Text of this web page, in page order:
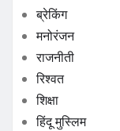
ब्रेकिंग
मनोरंजन
राजनीती
रिश्वत
शिक्षा
हिंदू मुस्लिम